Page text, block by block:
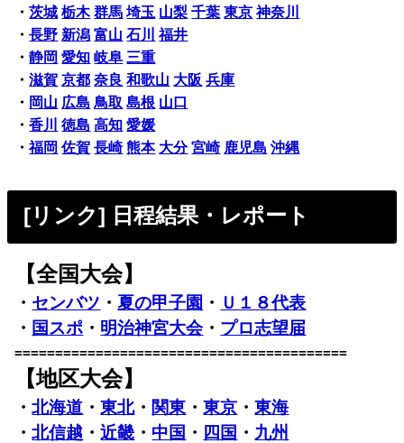
・茨城 栃木 群馬 埼玉 山梨 千葉 東京 神奈川
・長野 新潟 富山 石川
福井
・静岡 愛知 岐阜 三重
・滋賀 京都 奈良 和歌山 大阪 兵庫
・ 岡山 広島 鳥取 島根 山口
・香川 徳島 高知 愛媛
・福岡 佐賀 長崎 熊本 大分 宮崎 鹿児島 沖縄
[リンク] 日程結果・レポート
【全国大会】
・ センバツ ・ 夏の甲子園 ・ Ｕ１８代表
・ 国スポ ・ 明治神宮大会・ プロ志望届
=========================================
【地区大会】
・北海道 ・東北・ 関東 ・東京 ・東海
・北信越 ・近畿 ・ 中国 ・ 四国 ・ 九州